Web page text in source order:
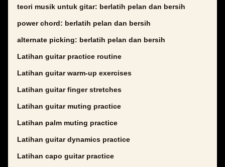
teori musik untuk gitar: berlatih pelan dan bersih
power chord: berlatih pelan dan bersih
alternate picking: berlatih pelan dan bersih
Latihan guitar practice routine
Latihan guitar warm-up exercises
Latihan guitar finger stretches
Latihan guitar muting practice
Latihan palm muting practice
Latihan guitar dynamics practice
Latihan capo guitar practice